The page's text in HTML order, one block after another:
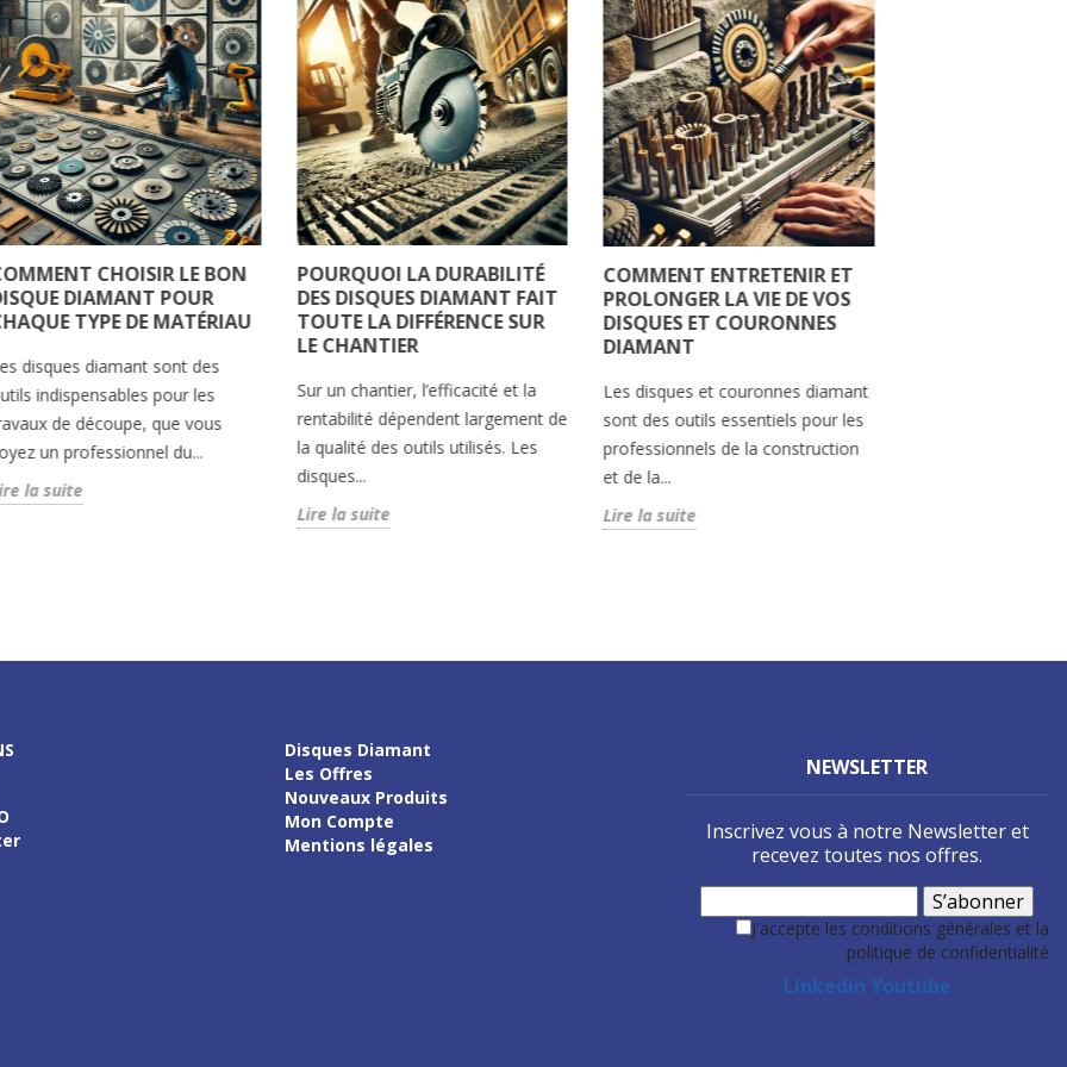
CHOISIR LE BON
DIAMANT POUR
TYPE DE MATÉRIAU
disques diamant sont des
indispensables pour les
de découpe, que vous
un professionnel du...
la suite
POURQUOI LA DURABILITÉ
DES DISQUES DIAMANT FAIT
TOUTE LA DIFFÉRENCE SUR
LE CHANTIER
Sur un chantier, l’efficacité et la
rentabilité dépendent largement de
la qualité des outils utilisés. Les
disques...
Lire la suite
COMMENT ENTRETENIR ET
PROLONGER LA VIE DE VOS
DISQUES ET COURONNES
DIAMANT
Les disques et couronnes diamant
sont des outils essentiels pour les
professionnels de la construction
et de la...
Lire la suite
Disques Diamant
Les Offres
Nouveaux Produits
Mon Compte
Mentions légales
NEWSLETTER
Inscrivez vous à notre Newsletter et
recevez toutes nos offres.
S’abonner
J'accepte les conditions générales et la
politique de confidentialité
Linkedin Youtube